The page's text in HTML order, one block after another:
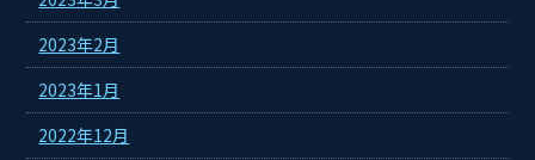
2023年2月
2023年1月
2022年12月